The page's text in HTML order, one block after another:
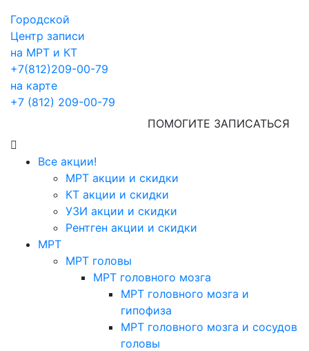
Городской
Центр записи
на МРТ и КТ
+7(812)209-00-79
на карте
+7 (812) 209-00-79
ПОМОГИТЕ ЗАПИСАТЬСЯ
Все акции!
МРТ акции и скидки
КТ акции и скидки
УЗИ акции и скидки
Рентген акции и скидки
МРТ
МРТ головы
МРТ головного мозга
МРТ головного мозга и
гипофиза
МРТ головного мозга и сосудов
головы